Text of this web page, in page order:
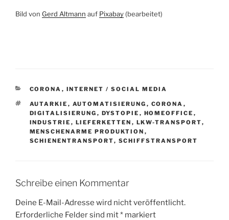
Bild von Gerd Altmann auf Pixabay (bearbeitet)
KATEGORIEN
CORONA , INTERNET / SOCIAL MEDIA
SCHLAGWÖRTER
AUTARKIE , AUTOMATISIERUNG , CORONA ,
DIGITALISIERUNG , DYSTOPIE , HOMEOFFICE ,
INDUSTRIE , LIEFERKETTEN , LKW-TRANSPORT,
MENSCHENARME PRODUKTION ,
SCHIENENTRANSPORT, SCHIFFSTRANSPORT
Schreibe einen Kommentar
Deine E-Mail-Adresse wird nicht veröffentlicht.
Erforderliche Felder sind mit* markiert